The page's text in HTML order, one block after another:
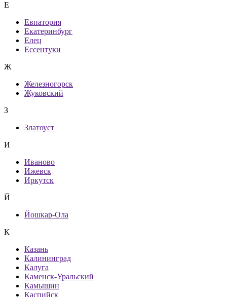
Е
Евпатория
Екатеринбург
Елец
Ессентуки
Ж
Железногорск
Жуковский
З
Златоуст
И
Иваново
Ижевск
Иркутск
Й
Йошкар-Ола
К
Казань
Калининград
Калуга
Каменск-Уральский
Камышин
Каспийск